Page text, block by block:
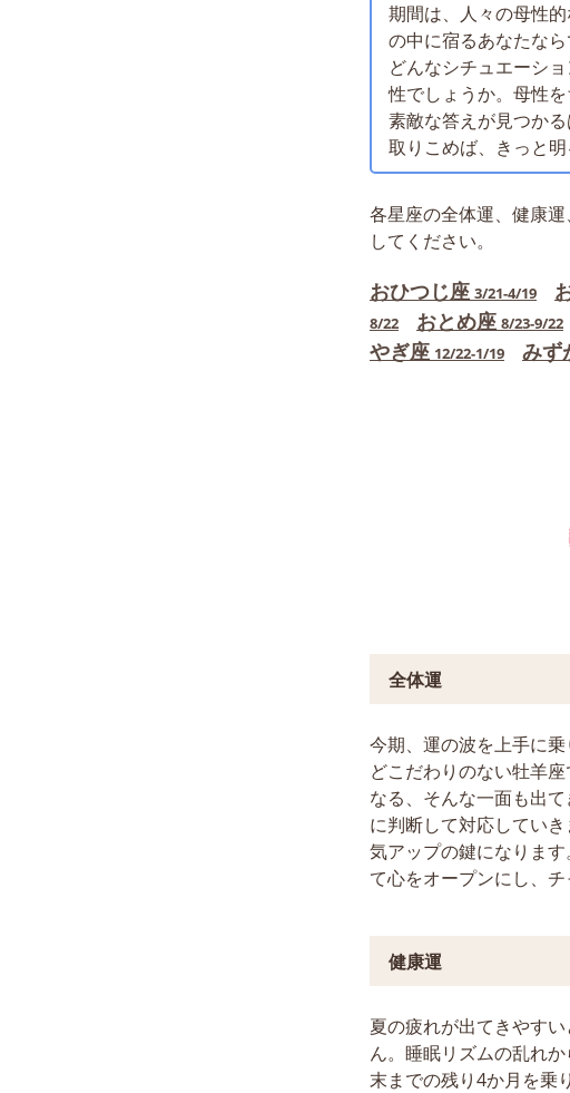
期間は、人々の母性
の中に宿るあなたな
どんなシチュエーシ
性でしょうか。母性
素敵な答えが見つか
取りこめば、きっと
各星座の全体運、健康
してください。
おひつじ座 3/21-4/19
8/22
おとめ座 8/23-9/22
やぎ座 12/22-1/19 みず
全体運
今期、運の波を上手に
どこだわりのない牡羊
なる、そんな一面も出
に判断して対応してい
気アップの鍵になりま
て心をオープンにし、
健康運
夏の疲れが出てきやす
ん。睡眠リズムの乱れ
末までの残り4か月を乗